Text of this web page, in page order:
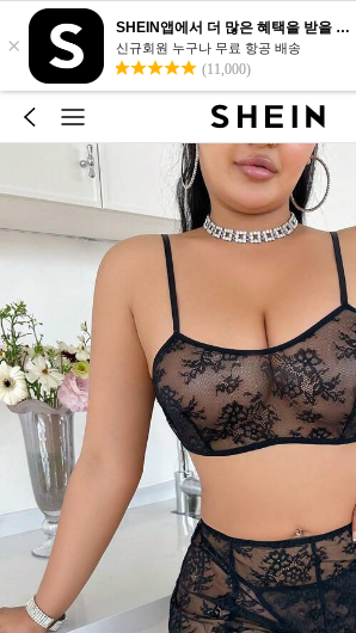
×
SHEIN앱에서 더 많은 혜택을 받을 수 있어요.
신규회원 누구나 무료 항공 배송
(11,000)